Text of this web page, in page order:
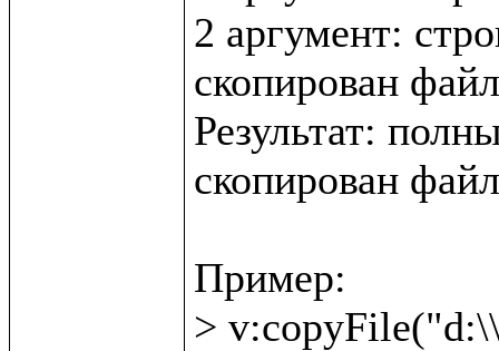
2 аргумент:
скопирован
Результат:
скопирован
Пример:
>